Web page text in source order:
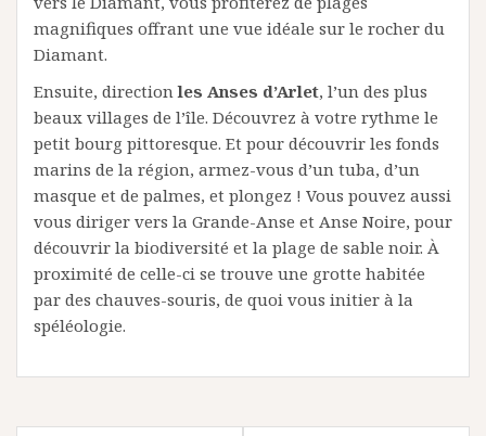
magnifiques offrant une vue idéale sur le rocher du
Diamant.
Ensuite, directionles Anses d’Arlet, l’un des plus
beaux villages de l’île. Découvrez à votre rythme le
petit bourg pittoresque. Et pour découvrir les fonds
marins de la région, armez-vous d’un tuba, d’un
masque et de palmes, et plongez ! Vous pouvez aussi
vous diriger vers la Grande-Anse et Anse Noire, pour
découvrir la biodiversité et la plage de sable noir. À
proximité de celle-ci se trouve une grotte habitée
par des chauves-souris, de quoi vous initier à la
spéléologie.